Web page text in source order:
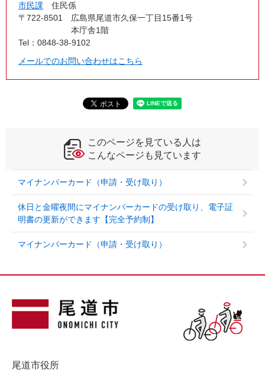
市民課
住民係
〒722-8501
広島県尾道市久保一丁目15番1号
本庁舎1階
Tel：0848-38-9102
メールでのお問い合わせはこちら
このページを見ている人は
こんなページも見ています
マイナンバーカード（申請・受け取り）
休日と金曜夜間にマイナンバーカードの受け取り、電子証
明書の更新ができます【完全予約制】
マイナンバーカード（申請・受け取り）
尾道市役所